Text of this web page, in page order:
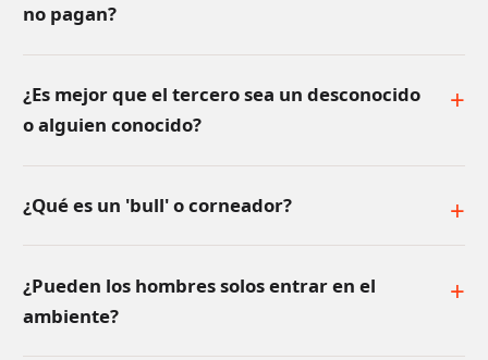
no pagan?
¿Es mejor que el tercero sea un desconocido
o alguien conocido?
¿Qué es un 'bull' o corneador?
¿Pueden los hombres solos entrar en el
ambiente?